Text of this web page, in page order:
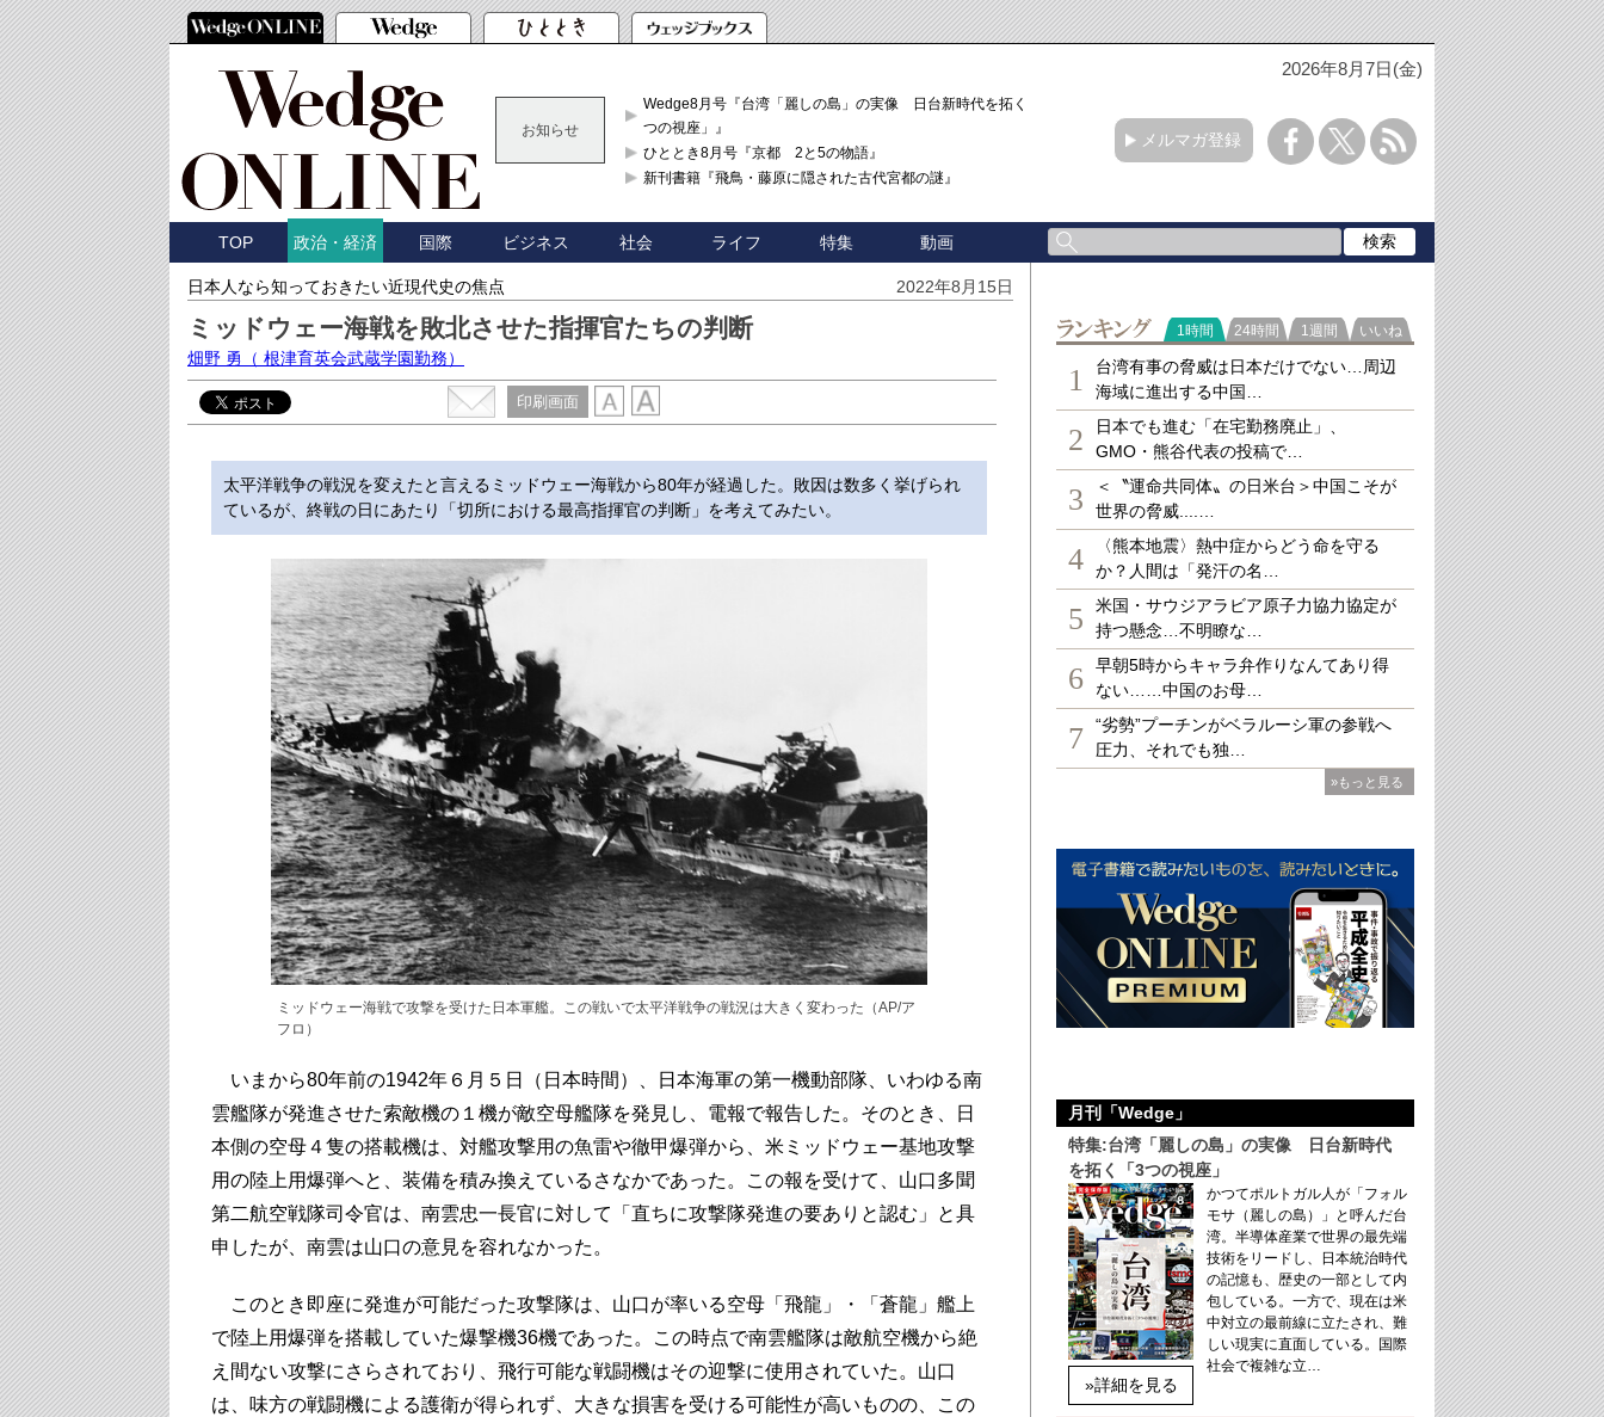
2026年8月7日(金)
お知らせ
Wedge8月号『台湾「麗しの島」の実像 日台新時代を拓く「3
つの視座」』
ひととき8月号『京都 2と5の物語』
新刊書籍『飛鳥・藤原に隠された古代宮都の謎』
メルマガ登録
TOP 政治・経済 国際 ビジネス 社会 ライフ 特集 動画
日本人なら知っておきたい近現代史の焦点 2022年8月15日
ミッドウェー海戦を敗北させた指揮官たちの判断
畑野 勇 （ 根津育英会武蔵学園勤務）
印刷画面
太平洋戦争の戦況を変えたと言えるミッドウェー海戦から80年が経過した。敗因は数多く挙げられ
ているが、終戦の日にあたり「切所における最高指揮官の判断」を考えてみたい。
ミッドウェー海戦で攻撃を受けた日本軍艦。この戦いで太平洋戦争の戦況は大きく変わった（AP/ア
フロ）
いまから80年前の1942年６月５日（日本時間）、日本海軍の第一機動部隊、いわゆる南
雲艦隊が発進させた索敵機の１機が敵空母艦隊を発見し、電報で報告した。そのとき、日
本側の空母４隻の搭載機は、対艦攻撃用の魚雷や徹甲爆弾から、米ミッドウェー基地攻撃
用の陸上用爆弾へと、装備を積み換えているさなかであった。この報を受けて、山口多聞
第二航空戦隊司令官は、南雲忠一長官に対して「直ちに攻撃隊発進の要ありと認む」と具
申したが、南雲は山口の意見を容れなかった。
このとき即座に発進が可能だった攻撃隊は、山口が率いる空母「飛龍」・「蒼龍」艦上
で陸上用爆弾を搭載していた爆撃機36機であった。この時点で南雲艦隊は敵航空機から絶
え間ない攻撃にさらされており、飛行可能な戦闘機はその迎撃に使用されていた。山口
は、味方の戦闘機による護衛が得られず、大きな損害を受ける可能性が高いものの、この
ランキング
1時間 24時間 1週間 いいね
1
台湾有事の脅威は日本だけでない…周辺
海域に進出する中国…
2
日本でも進む「在宅勤務廃止」、
GMO・熊谷代表の投稿で…
3
＜〝運命共同体〟の日米台＞中国こそが
世界の脅威....…
4
〈熊本地震〉熱中症からどう命を守る
か？人間は「発汗の名…
5
米国・サウジアラビア原子力協力協定が
持つ懸念…不明瞭な…
6
早朝5時からキャラ弁作りなんてあり得
ない……中国のお母…
7
“劣勢”プーチンがベラルーシ軍の参戦へ
圧力、それでも独…
»もっと見る
月刊「Wedge」
特集:台湾「麗しの島」の実像 日台新時代
を拓く「3つの視座」
»詳細を見る
かつてポルトガル人が「フォル
モサ（麗しの島）」と呼んだ台
湾。半導体産業で世界の最先端
技術をリードし、日本統治時代
の記憶も、歴史の一部として内
包している。一方で、現在は米
中対立の最前線に立たされ、難
しい現実に直面している。国際
社会で複雑な立…